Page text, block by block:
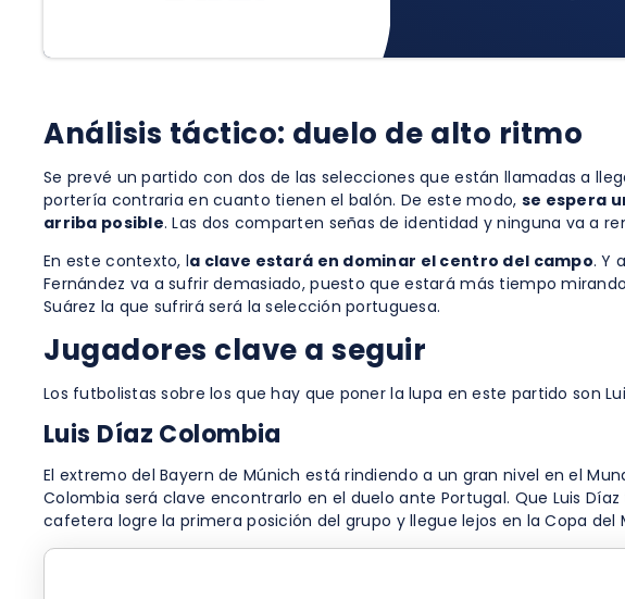
Análisis táctico: duelo de alto ritmo
Se prevé un partido con dos de las selecciones que están llamadas a
portería contraria en cuanto tienen el balón. De este modo, se espera
arriba posible. Las dos comparten señas de identidad y ninguna va a
En este contexto, la clave estará en dominar el centro del campo. Y
Fernández va a sufrir demasiado, puesto que estará más tiempo
Suárez la que sufrirá será la selección portuguesa.
Jugadores clave a seguir
Los futbolistas sobre los que hay que poner la lupa en este partido son
Luis Díaz Colombia
El extremo del Bayern de Múnich está rindiendo a un gran nivel en el
Colombia será clave encontrarlo en el duelo ante Portugal. Que Luis
cafetera logre la primera posición del grupo y llegue lejos en la Copa del